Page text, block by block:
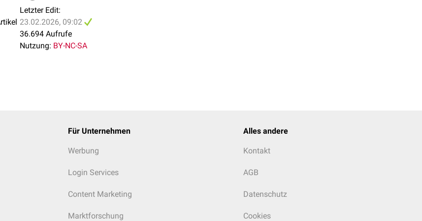
einer Einzelbestimmung ist gelegentlich auch bei normaler Schwangerschaft
Letzter Edit:
23.02.2026, 09:02
36.694 Aufrufe
Nutzung: BY-NC-SA
Für Unternehmen
Werbung
Login Services
Content Marketing
Marktforschung
Alles andere
Kontakt
AGB
Datenschutz
Cookies